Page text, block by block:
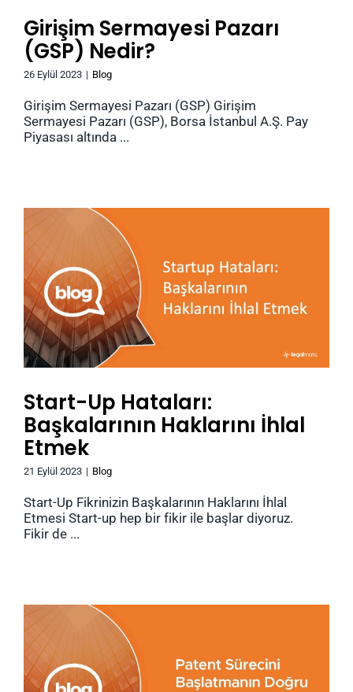
Girişim Sermayesi Pazarı
(GSP) Nedir?
26 Eylül 2023 | Blog
Girişim Sermayesi Pazarı (GSP) Girişim
Sermayesi Pazarı (GSP), Borsa İstanbul A.Ş. Pay
Piyasası altında ...
Start-Up Hataları:
Başkalarının Haklarını İhlal
Etmek
21 Eylül 2023 | Blog
Start-Up Fikrinizin Başkalarının Haklarını İhlal
Etmesi Start-up hep bir fikir ile başlar diyoruz.
Fikir de ...